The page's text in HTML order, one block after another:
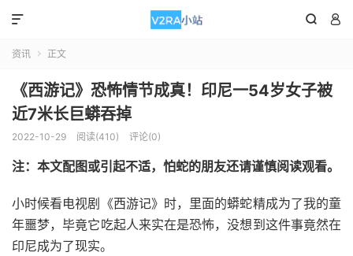
 

资讯  正文
《西游记》恐怖情节成真！印尼一54岁女子被
近7米长巨蟒吞掉
2022-10-29 阅读(410) 评论(0)
注：本文配图或引起不适，怕蛇的朋友还请谨慎阅读观看。
小时候看电视剧《西游记》时，里面的蟒蛇精成为了我的童
年噩梦，毕竟它吃起人来实在是恐怖，没想到这件事竟然在
印尼成为了现实。